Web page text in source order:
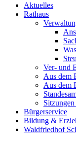
Aktuelles
Rathaus
Ver- und
Aus dem
Aus dem
Bürgerservice
Bildung &
Waldfriedhof